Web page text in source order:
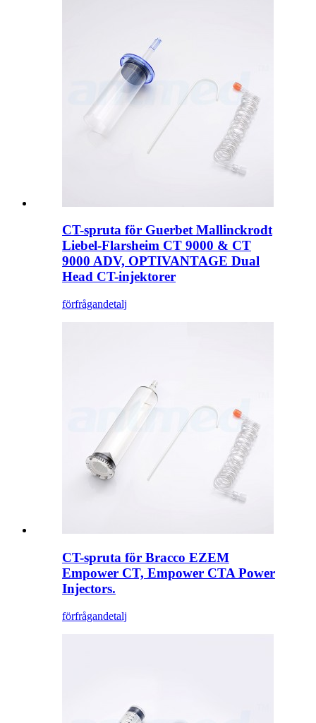
CT-spruta för Guerbet Mallinckrodt
Liebel-Flarsheim CT 9000 & CT
9000 ADV, OPTIVANTAGE Dual
Head CT-injektorer
förfrågandetalj
CT-spruta för Bracco EZEM
Empower CT, Empower CTA Power
Injectors.
förfrågandetalj